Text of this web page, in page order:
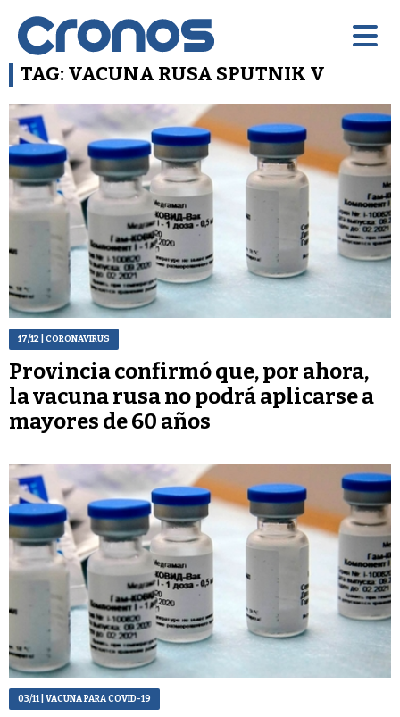
TAG: VACUNA RUSA SPUTNIK V
17/12 | CORONAVIRUS
Provincia confirmó que, por ahora,
la vacuna rusa no podrá aplicarse a
mayores de 60 años
03/11| VACUNA PARA COVID-19